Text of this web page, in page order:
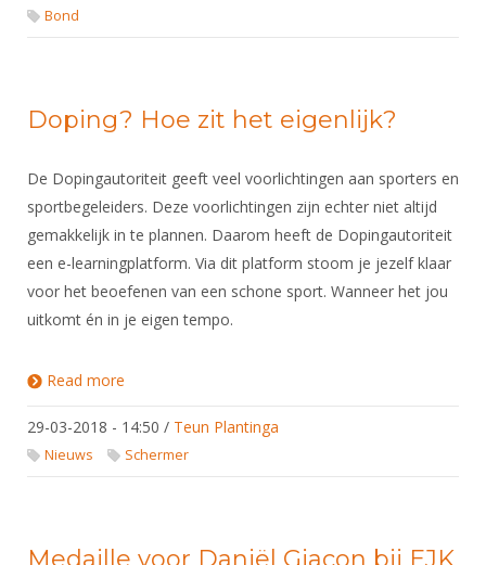
Bond
Doping? Hoe zit het eigenlijk?
De Dopingautoriteit geeft veel voorlichtingen aan sporters en
sportbegeleiders. Deze voorlichtingen zijn echter niet altijd
gemakkelijk in te plannen. Daarom heeft de Dopingautoriteit
een e-learningplatform. Via dit platform stoom je jezelf klaar
voor het beoefenen van een schone sport. Wanneer het jou
uitkomt én in je eigen tempo.
Read more
29-03-2018 - 14:50 / Teun Plantinga
Nieuws Schermer
Medaille voor Daniël Giacon bij EJK